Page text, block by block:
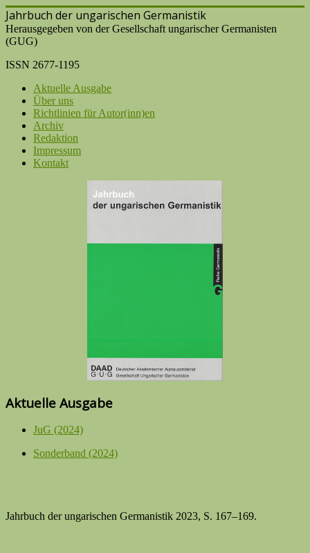
Jahrbuch der ungarischen Germanistik
Herausgegeben von der Gesellschaft ungarischer Germanisten
(GUG)
ISSN 2677-1195
Aktuelle Ausgabe
Über uns
Richtlinien für Autor(inn)en
Archiv
Redaktion
Impressum
Kontakt
Aktuelle Ausgabe
JuG (2024)
Sonderband (2024)
Jahrbuch der ungarischen Germanistik 2023, S. 167–169.